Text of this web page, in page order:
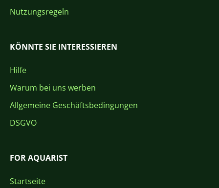
Nutzungsregeln
KÖNNTE SIE INTERESSIEREN
Hilfe
Warum bei uns werben
Allgemeine Geschäftsbedingungen
DSGVO
FOR AQUARIST
Startseite